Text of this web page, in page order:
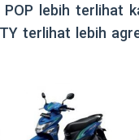
POP lebih terlihat
terlihat lebih